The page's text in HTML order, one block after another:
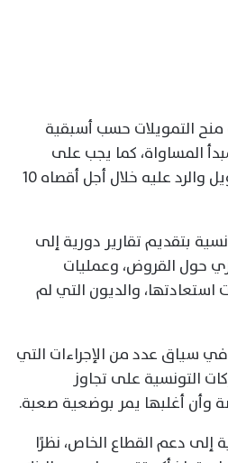
منح التمويلات حسب أسبقية
المساواة، كما يجب على
البنوك دراسة مطلب التمويل والرد عليه خلال أجل أقصاه 10
بتقديم تقارير دورية إلى
حول القروض، وعمليات
استعادتها، والديون التي لم
سياق عدد من الإجراءات التي
التونسية على تجاوز
وأن أغلبها يمر بوضعية صعبة.
دعم القطاع الخاص، نظرًا